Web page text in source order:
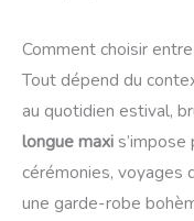
Comment choisir
Tout dépend du
au quotidien estival,
longue maxi
cérémonies, voyages
une garde-robe